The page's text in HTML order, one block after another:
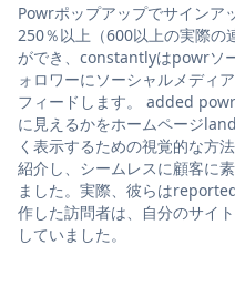
Powrポップアップでサイン
250％以上（600以上の実際の
ができ、constantlyはpowrソ
ォロワーにソーシャルメディ
フィードします。 added
に見えるかをホームページ
く表示するための視覚的な方
紹介し、シームレスに顧客に
ました。実際、彼らは
作した訪問者は、自分のサイ
していました。